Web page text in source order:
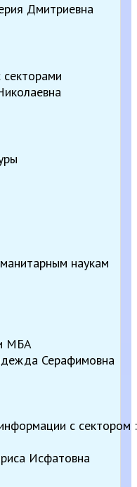
Дмитриевна
наукам
МБА
Серафимовна
с сектором
Исфатовна